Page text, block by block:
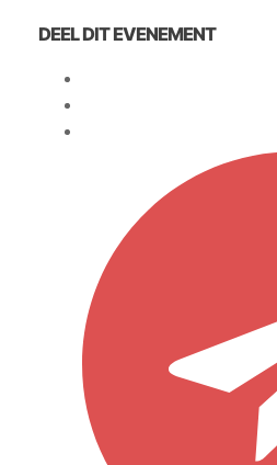
DEEL DIT EVENEMENT